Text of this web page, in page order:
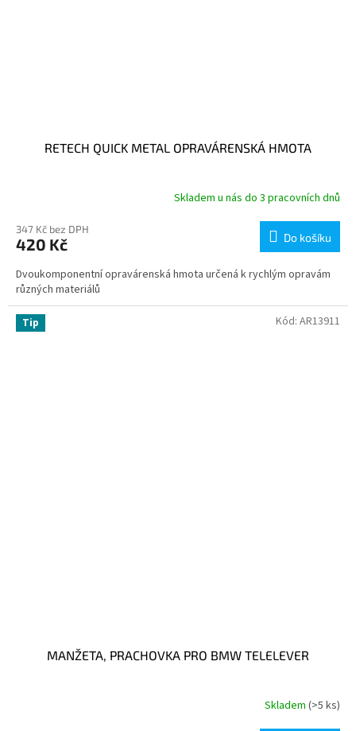
RETECH QUICK METAL OPRAVÁRENSKÁ HMOTA
Skladem u nás do 3 pracovních dnů
347 Kč bez DPH
420 Kč Do košíku
Dvoukomponentní opravárenská hmota určená k rychlým opravám
různých materiálů
Tip
MANŽETA, PRACHOVKA PRO BMW TELELEVER
Skladem (>5 ks)
Kód: AR13911